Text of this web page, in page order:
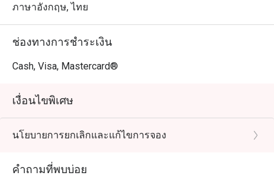
ภาษาอังกฤษ, ไทย
ช่องทางการชำระเงิน
Cash, Visa, Mastercard®
เงื่อนไขพิเศษ
นโยบายการยกเลิกและแก้ไขการจอง
คำถามที่พบบ่อย